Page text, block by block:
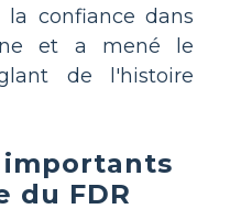
la confiance dans
et a mené le
de l'histoire
importants
du FDR